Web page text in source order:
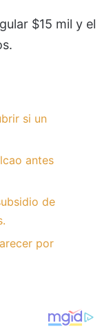
$15 mil y el
si un
antes
de
por